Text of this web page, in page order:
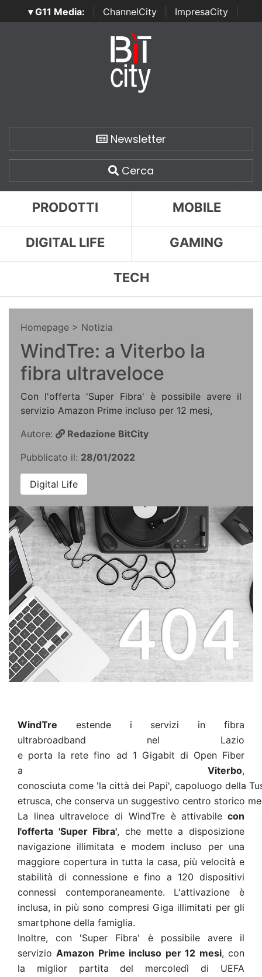
▾ G11 Media: ChannelCity ImpresaCity
SecurityOpenLab | Italian Channel Awards | Italian
Italian Security Awards
Newsletter
Cerca
PRODOTTI MOBILE
DIGITAL LIFE GAMING
TECH
Homepage > Notizia
WindTre: a Viterbo la
fibra ultraveloce
Con l'offerta 'Super Fibra' è possibile avere il
servizio Amazon Prime incluso per 12 mesi,
Autore:
Redazione BitCity
Pubblicato il: 28/01/2022
Digital Life
WindTre estende i servizi in fibra
ultrabroadband nel Lazio
e porta la rete fino ad 1 Gigabit di Open Fiber
a Viterbo,
conosciuta come 'la città dei Papi', capoluogo della
etrusca, che conserva un suggestivo centro storico
La linea ultraveloce di WindTre è attivabile con
l'offerta 'Super Fibra', che mette a disposizione
navigazione illimitata e modem incluso per una
maggiore copertura in tutta la casa, più velocità e
stabilità di connessione e fino a 120 dispositivi
connessi contemporaneamente. L'attivazione è
inclusa, in più sono compresi Giga illimitati per gli
smartphone della famiglia.
Inoltre, con 'Super Fibra' è possibile avere il
servizioAmazon Prime incluso per 12 mesi, con
la miglior partita del mercoledì di UEFA